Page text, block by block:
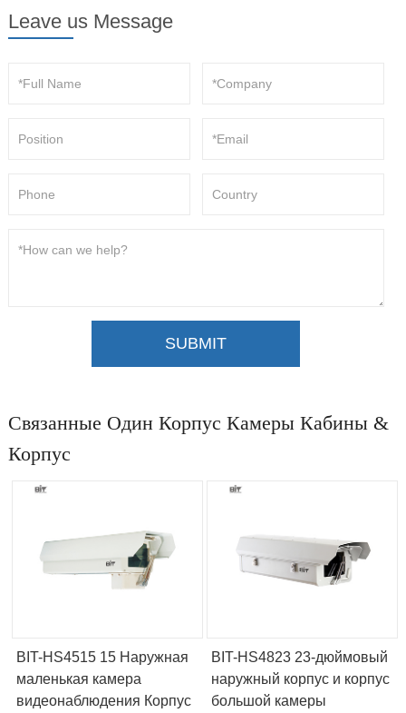
Leave us Message
SUBMIT
Связанные Один Корпус Камеры Кабины &
Корпус
BIT-HS4515 15 Наружная
маленькая камера
видеонаблюдения Корпус
BIT-HS4823 23-дюймовый
наружный корпус и корпус
большой камеры